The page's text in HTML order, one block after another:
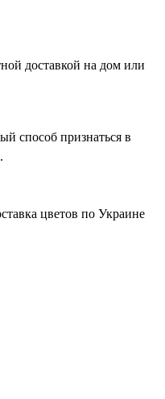
доставкой на дом или
способ признаться в
цветов по Украине